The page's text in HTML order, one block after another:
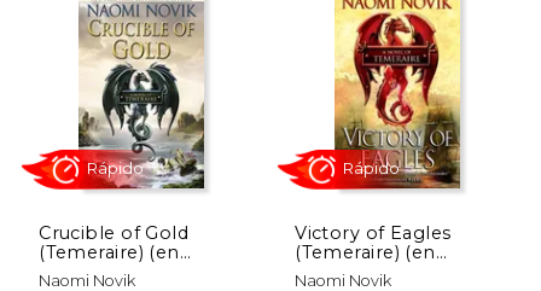
15%
dcto.
15%
dcto.
Crucible of Gold
(Temeraire) (en
Inglés)
Naomi Novik
Victory of Eagles
(Temeraire) (en
Inglés)
Naomi Novik